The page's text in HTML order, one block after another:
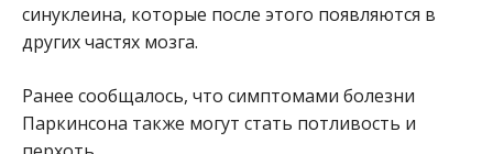
синуклеина, которые после этого появляются в
других частях мозга.
Ранее сообщалось, что симптомами болезни
Паркинсона также могут стать потливость и